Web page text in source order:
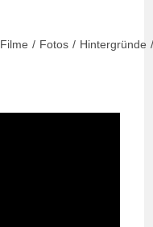
Filme / Fotos / Hintergründe